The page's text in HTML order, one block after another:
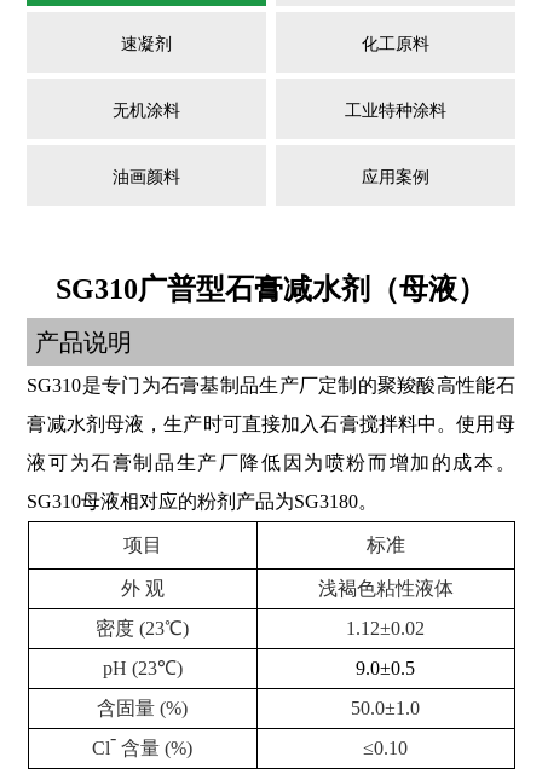
速凝剂 化工原料
无机涂料 工业特种涂料
油画颜料 应用案例
SG310广普型石膏减水剂（母液）
产品说明
SG310是专门为石膏基制品生产厂定制的聚羧酸高性能石
膏减水剂母液，生产时可直接加入石膏搅拌料中。使用母
液可为石膏制品生产厂降低因为喷粉而增加的成本。
SG310母液相对应的粉剂产品为SG3180。
项目 标准
外 观
浅褐色粘性液体
密度 (23℃)
1.12±0.02
pH (23℃)
9.0±0.5
含固量 (%)
50.0±1.0
Cl
-
含量 (%) ≤0.10